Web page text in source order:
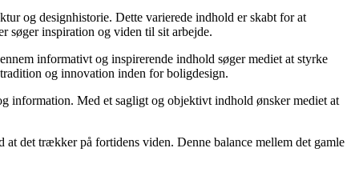
og designhistorie. Dette varierede indhold er skabt for at
søger inspiration og viden til sit arbejde.
informativt og inspirerende indhold søger mediet at styrke
og innovation inden for boligdesign.
information. Med et sagligt og objektivt indhold ønsker mediet at
det trækker på fortidens viden. Denne balance mellem det gamle